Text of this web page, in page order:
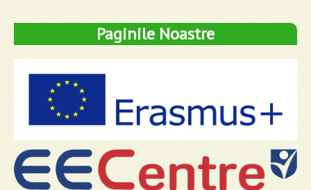
Paginile Noastre